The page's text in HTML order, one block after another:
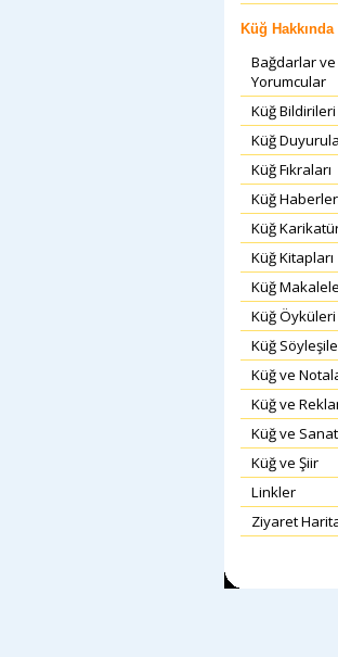
Küğ Hakkında
Bağdarlar ve
Yorumcular
Küğ Bildirileri
Küğ
Küğ Fıkraları
Küğ
Küğ
Küğ Kitapları
Küğ
Küğ Öyküleri
Küğ
Küğ ve
Küğ ve
Küğ ve
Küğ ve Şiir
Linkler
Ziyaret